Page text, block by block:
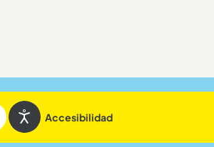
Accesibilidad